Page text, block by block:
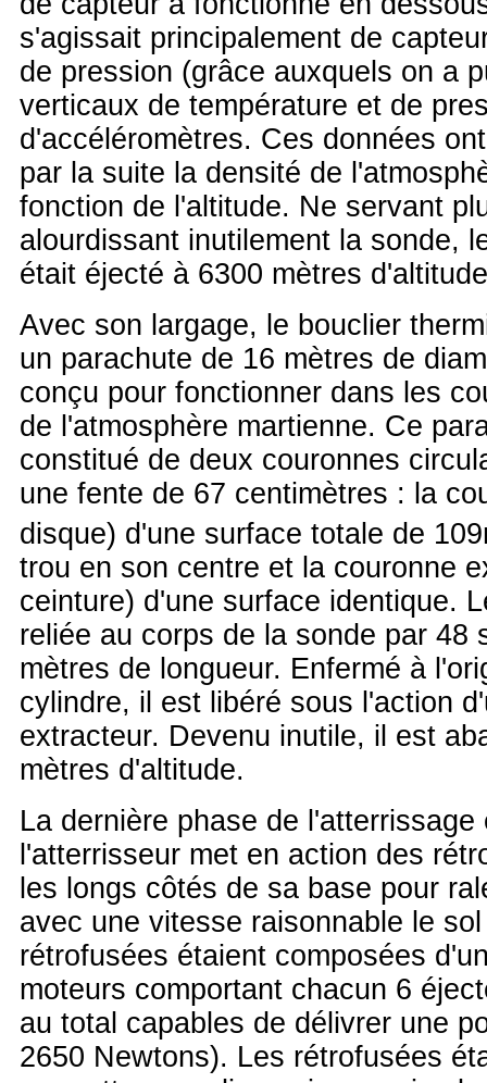
s'agissait principalement de
de pression (grâce auxquels on a
verticaux de température et de
d'accéléromètres. Ces données
par la suite la densité de
fonction de l'altitude. Ne servant
alourdissant inutilement la sonde,
était éjecté à 6300 mètres
Avec son largage, le bouclier
un parachute de 16 mètres de
conçu pour fonctionner dans les
de l'atmosphère martienne. Ce
constitué de deux couronnes
une fente de 67 centimètres : la
disque) d'une surface totale de
trou en son centre et la couronne
ceinture) d'une surface identique.
reliée au corps de la sonde par 48
mètres de longueur. Enfermé à
cylindre, il est libéré sous l'action
extracteur. Devenu inutile, il est
mètres d'altitude.
La dernière phase de
l'atterrisseur met en action des
les longs côtés de sa base pour
avec une vitesse raisonnable le
rétrofusées étaient composées
moteurs comportant chacun 6
au total capables de délivrer une
2650 Newtons). Les rétrofusées